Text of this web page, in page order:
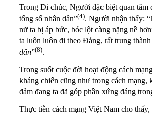
Trong Di chúc, Người đặc biệt quan tâm
tổng số nhân dân”(4). Người nhận thấy:
nữ ta bị áp bức, bóc lột càng nặng nề
ta luôn luôn đi theo Đảng, rất trung
dân”(8).
Trong suốt cuộc đời hoạt động cách
kháng chiến cũng như trong cách
đảm đang ta đã góp phần xứng đáng
Thực tiễn cách mạng Việt Nam cho